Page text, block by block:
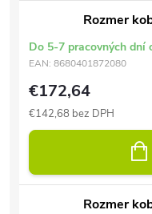
Rozmer
Do 5-7 pracovných dní
EAN: 8680401872080
€172,64
€142,68 bez DPH
Rozmer